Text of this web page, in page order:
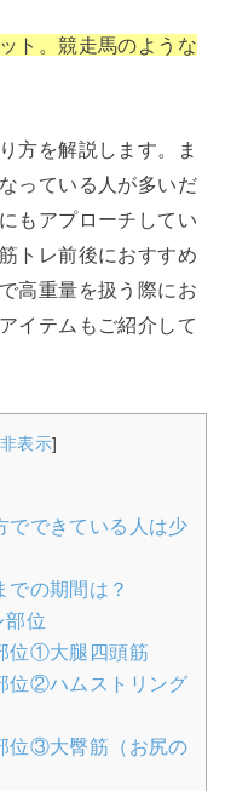
ト。競走馬のような
方を解説します。ま
っている人が多いだ
もアプローチしてい
トレ前後におすすめ
高重量を扱う際にお
イテムもご紹介して
非表示]
でできている人は少
での期間は？
部位
位①大腿四頭筋
位②ハムストリング
位③大臀筋（お尻の